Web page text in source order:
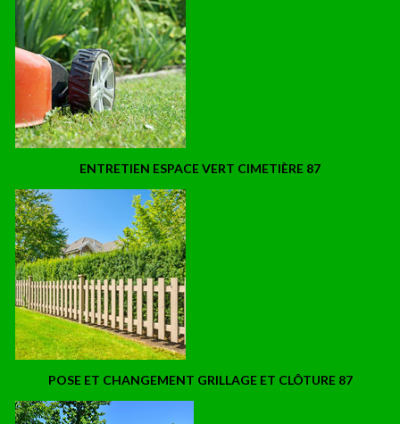
ENTRETIEN ESPACE VERT CIMETIÈRE 87
POSE ET CHANGEMENT GRILLAGE ET CLÔTURE 87